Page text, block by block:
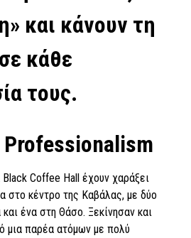
και κάνουν τη
κάθε
τους.
Professionalism
Coffee Hall έχουν χαράξει
στο κέντρο της Καβάλας, με δύο
ένα στη Θάσο. Ξεκίνησαν και
μια παρέα ατόμων με πολύ